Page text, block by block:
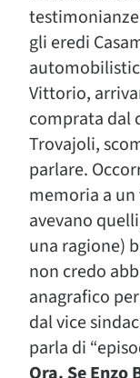
gli eredi
Vittorio,
comprata dal
Trovajoli,
parlare.
memoria a
avevano
una ragione)
non credo
anagrafico
dal vice
parla di